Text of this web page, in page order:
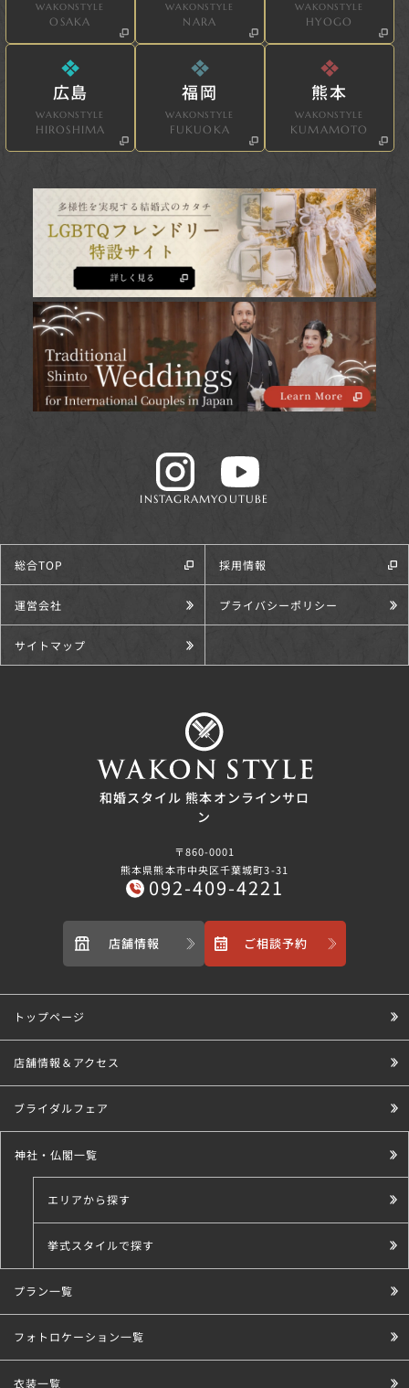
WAKONSTYLE
OSAKA
WAKONSTYLE
NARA
WAKONSTYLE
HYOGO
広島
WAKONSTYLE
HIROSHIMA
福岡
WAKONSTYLE
FUKUOKA
熊本
WAKONSTYLE
KUMAMOTO
INSTAGRAMYOUTUBE
総合TOP 採用情報
運営会社 プライバシーポリシー
サイトマップ
和婚スタイル 熊本オンラインサロ
ン
〒860-0001
熊本県熊本市中央区千葉城町3-31
092-409-4221
店舗情報 ご相談予約
トップページ
店舗情報＆アクセス
ブライダルフェア
神社・仏閣一覧
エリアから探す
挙式スタイルで探す
こだわり条件で探す
プラン一覧
フォトロケーション一覧
衣装一覧